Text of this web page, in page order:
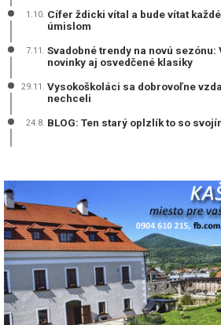
1.10. Cífer ždicki vítal a bude vítat
úmislom
7.11. Svadobné trendy na novú
novinky aj osvedčené klasiky
29.11. Vysokoškoláci sa dobrovoľne
nechceli
24.8. BLOG: Ten starý oplzlík to so